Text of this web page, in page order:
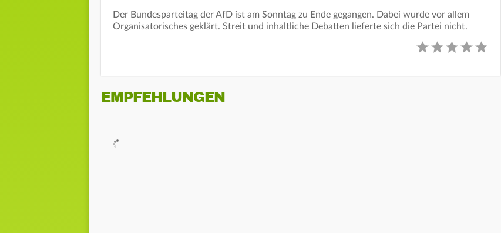
Der Bundesparteitag der AfD ist am Sonntag zu Ende gegangen. Dabei wurde vor allem
Organisatorisches geklärt. Streit und inhaltliche Debatten lieferte sich die Partei nicht.
EMPFEHLUNGEN